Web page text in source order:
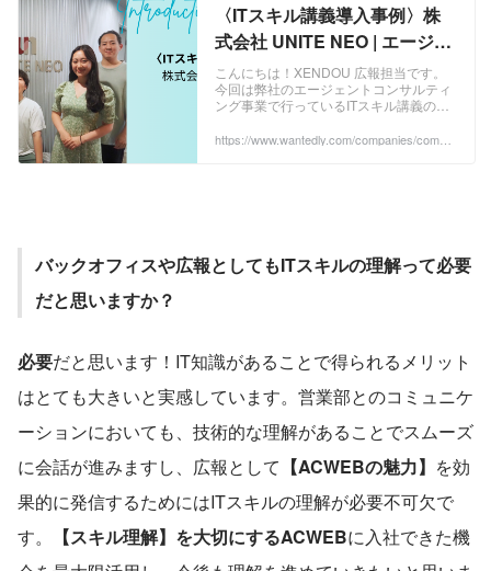
〈ITスキル講義導入事例〉株
式会社 UNITE NEO | エージェ
ントコンサルティング事業 導
入事例
こんにちは！XENDOU 広報担当です。
今回は弊社のエージェントコンサルティ
ング事業で行っているITスキル講義の導
キル講義事業とはSES営業、キャリアア
https://www.wantedly.com/companies/compa
ny_3843338/post_articles/995145
バックオフィスや広報としてもITスキルの理解って必要
だと思いますか？
必要だと思います！IT知識があることで得られるメリット
はとても大きいと実感しています。営業部とのコミュニケ
ーションにおいても、技術的な理解があることでスムーズ
に会話が進みますし、広報として 【ACWEBの魅力】 を効
果的に発信するためにはITスキルの理解が必要不可欠で
す。
【スキル理解】を大切にするACWEBに入社できた機